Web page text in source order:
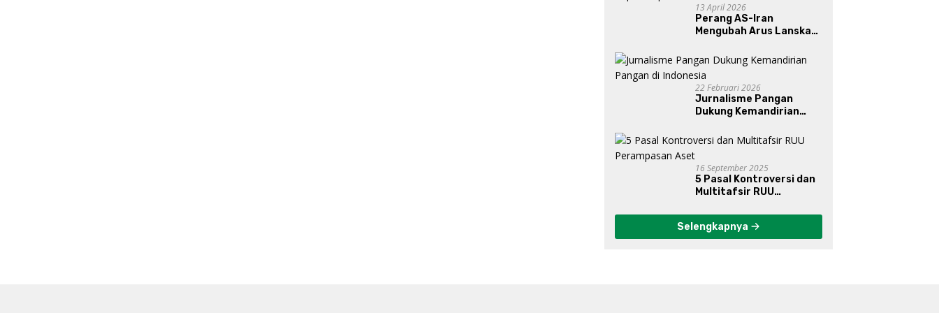
13 April 2026
Perang AS-Iran
Mengubah Arus Lanskap
Bawah Kepemimpinan
Prabowo-Gibran?
22 Februari 2026
Jurnalisme Pangan
Dukung Kemandirian
16 September 2025
5 Pasal Kontroversi dan
Multitafsir RUU
Selengkapnya